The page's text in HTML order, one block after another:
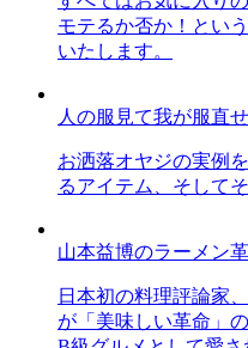
モテるか否か！とい
いたします。
人の服見て我が服直せ
お洒落オヤジの実例
るアイテム、そして
山本益博のラーメン革
日本初の料理評論家
が「美味しい革命」